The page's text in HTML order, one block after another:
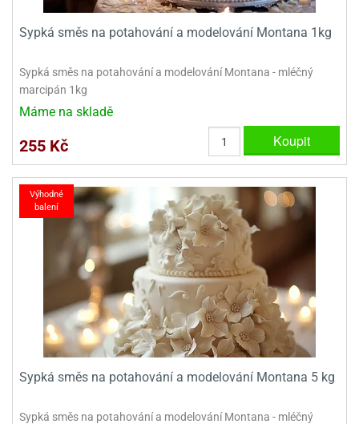
Sypká směs na potahování a modelování Montana 1kg
Sypká směs na potahování a modelování Montana - mléčný
marcipán 1kg
Máme na skladě
255 Kč Koupit
Sypká směs na potahování a modelování Montana 5 kg
Sypká směs na potahování a modelování Montana - mléčný
Výhodné
balení